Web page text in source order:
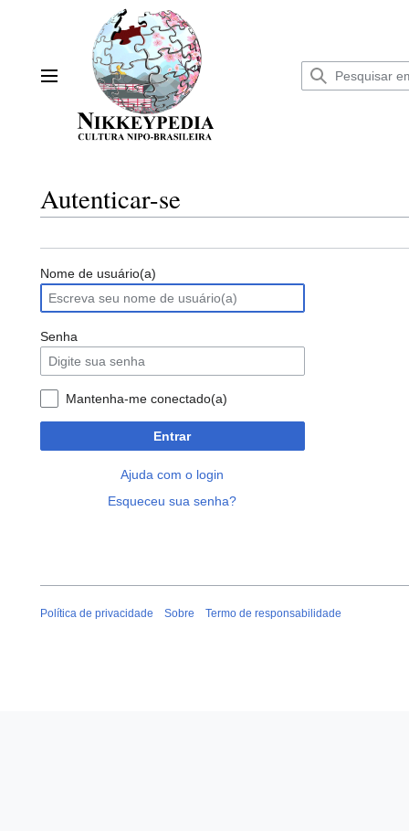
Menu principal
Autenticar-se
Nome de usuário(a)
Senha
Mantenha-me conectado(a)
Entrar
Ajuda com o login
Esqueceu sua senha?
Política de privacidade Sobre Termo de responsabilidade